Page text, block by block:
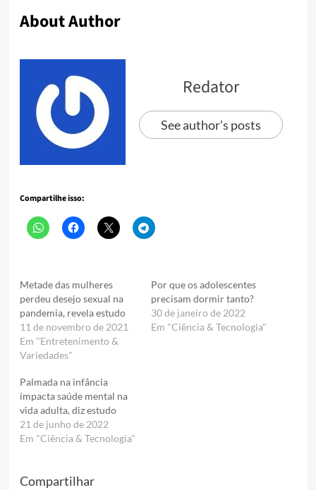
About Author
Redator
See author's posts
Compartilhe isso:
Metade das mulheres
perdeu desejo sexual na
pandemia, revela estudo
11 de novembro de 2021
Em "Entretenimento &
Variedades"
Por que os adolescentes
precisam dormir tanto?
30 de janeiro de 2022
Em "Ciência & Tecnologia"
Palmada na infância
impacta saúde mental na
vida adulta, diz estudo
21 de junho de 2022
Em "Ciência & Tecnologia"
Compartilhar